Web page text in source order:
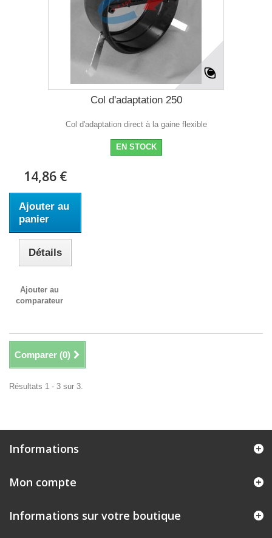
Col d'adaptation 250
Col d'adaptation direct à la gaine flexible
EN STOCK
14,86 €
Ajouter au
panier
Détails
Ajouter au
comparateur
Comparer (0)
Résultats 1 - 3 sur 3.
Informations
Mon compte
Informations sur votre boutique